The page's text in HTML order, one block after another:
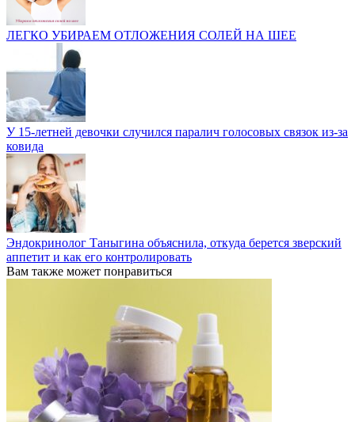
ЛЕГКО УБИРАЕМ ОТЛОЖЕНИЯ СОЛЕЙ НА ШЕЕ
У 15-летней девочки случился паралич голосовых связок из-за
ковида
Эндокринолог Таныгина объяснила, откуда берется зверский
аппетит и как его контролировать
Вам также может понравиться